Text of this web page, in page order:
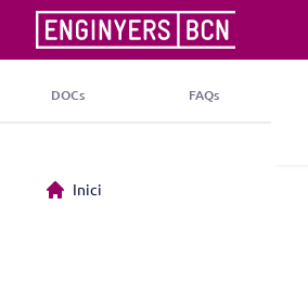
DOCs FAQs
Inici